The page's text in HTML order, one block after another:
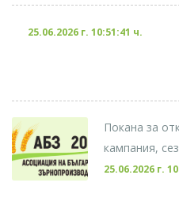
25.06.2026 г. 10:51:41 ч.
Покана за
кампания,
25.06.2026 г.